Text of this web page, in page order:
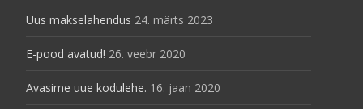
Uus makselahendus 24. märts 2023
E-pood avatud! 26. veebr 2020
Avasime uue kodulehe. 16. jaan 2020